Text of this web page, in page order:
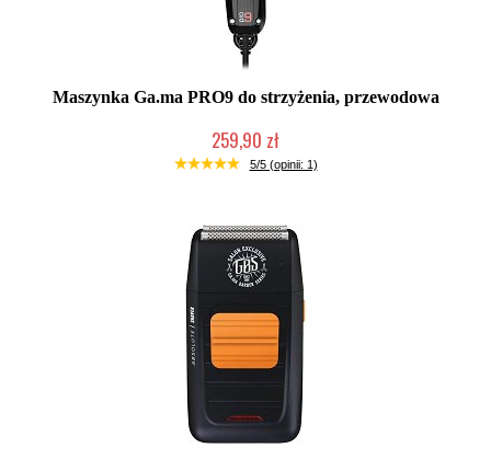
Maszynka Ga.ma PRO9 do strzyżenia, przewodowa
259,90 zł
Mała ilość (wysyłka w 24h)
5/5 (opinii: 1)